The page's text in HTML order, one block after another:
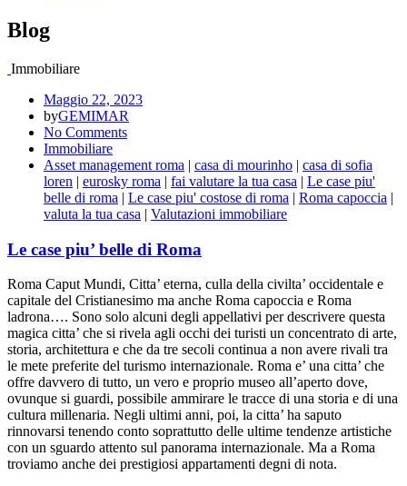
Blog
Immobiliare
Maggio 22, 2023
byGEMIMAR
No Comments
Immobiliare
Asset management roma | casa di mourinho | casa di sofia
loren | eurosky roma | fai valutare la tua casa | Le case piu'
belle di roma | Le case piu' costose di roma | Roma capoccia |
valuta la tua casa | Valutazioni immobiliare
Le case piu’ belle di Roma
Roma Caput Mundi, Citta’ eterna, culla della civilta’ occidentale e
capitale del Cristianesimo ma anche Roma capoccia e Roma
ladrona…. Sono solo alcuni degli appellativi per descrivere questa
magica citta’ che si rivela agli occhi dei turisti un concentrato di arte,
storia, architettura e che da tre secoli continua a non avere rivali tra
le mete preferite del turismo internazionale. Roma e’ una citta’ che
offre davvero di tutto, un vero e proprio museo all’aperto dove,
ovunque si guardi, possibile ammirare le tracce di una storia e di una
cultura millenaria. Negli ultimi anni, poi, la citta’ ha saputo
rinnovarsi tenendo conto soprattutto delle ultime tendenze artistiche
con un sguardo attento sul panorama internazionale. Ma a Roma
troviamo anche dei prestigiosi appartamenti degni di nota.